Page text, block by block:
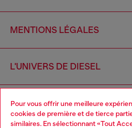
Pour vous offrir une meilleure
cookies de première et de tierce
similaires. En sélectionnant «Tout
MENTIONS LÉGALES
L'UNIVERS DE DIESEL
CORPORATE